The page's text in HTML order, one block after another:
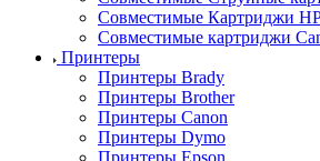
Совместимые Картриджи
Совместимые картриджи
Принтеры
Принтеры Brady
Принтеры Brother
Принтеры Canon
Принтеры Dymo
Принтеры Epson